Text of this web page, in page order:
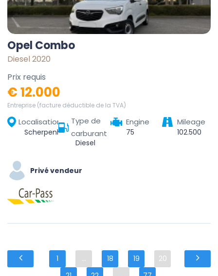
Opel Combo
Diesel 2020
Prix requis
€ 12.000
Entreprise (facture déductible de la TVA)
Localisation
Scherpenheuvel, Scherpenheuvel-Zichem, Leuven, Vlaams-Brabant, Vlaanderen, 3270, België
Type de
carburant
Diesel
Engine
75
Mileage
102.500
Privé vendeur
1 ... 18 19
20